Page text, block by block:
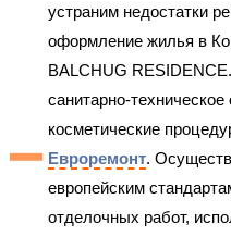
устраним недостатки
оформление жилья в
BALCHUG
санитарно-
косметические
Евроремонт.
европейским
отделочных работ,